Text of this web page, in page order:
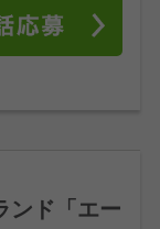
ンド「エー